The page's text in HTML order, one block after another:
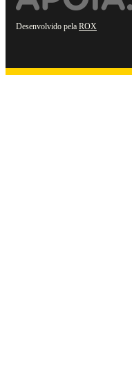
Desenvolvido pela ROX